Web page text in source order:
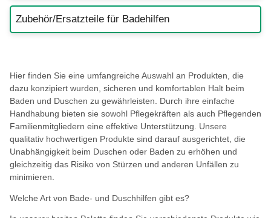
Zubehör/Ersatzteile für Badehilfen
Hier finden Sie eine umfangreiche Auswahl an Produkten, die
dazu konzipiert wurden, sicheren und komfortablen Halt beim
Baden und Duschen zu gewährleisten. Durch ihre einfache
Handhabung bieten sie sowohl Pflegekräften als auch Pflegenden
Familienmitgliedern eine effektive Unterstützung. Unsere
qualitativ hochwertigen Produkte sind darauf ausgerichtet, die
Unabhängigkeit beim Duschen oder Baden zu erhöhen und
gleichzeitig das Risiko von Stürzen und anderen Unfällen zu
minimieren.
Welche Art von Bade- und Duschhilfen gibt es?